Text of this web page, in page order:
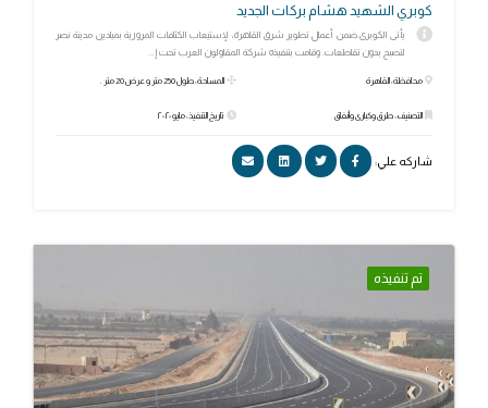
كوبري الشهيد هشام بركات الجديد
يأتى الكوبرى ضمن أعمال تطوير شرق القاهرة، لإستيعاب الكثافات المرورية بميادين مدينة نصر
لتصبح بدون تقاطعات. وقامت بتنفيذه شركة المقاولون العرب تحت إ...
محافظة: القاهرة
التصنيف: طرق وكبارى وأنفاق
المساحة: طول 250 متر و عرض 20 متر .
تاريخ التنفيذ: مايو ٢٠٢٠
شاركه علي:
تم تنفيذه